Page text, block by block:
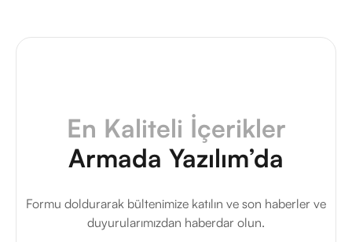
En Kaliteli İçerikler
Armada Yazılım’da
Formu doldurarak bültenimize katılın ve son haberler ve
duyurularımızdan haberdar olun.